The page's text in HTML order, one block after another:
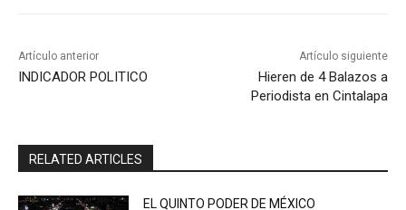
Artículo anterior
INDICADOR POLITICO
Artículo siguiente
Hieren de 4 Balazos a
Periodista en Cintalapa
RELATED ARTICLES
EL QUINTO PODER DE MÉXICO